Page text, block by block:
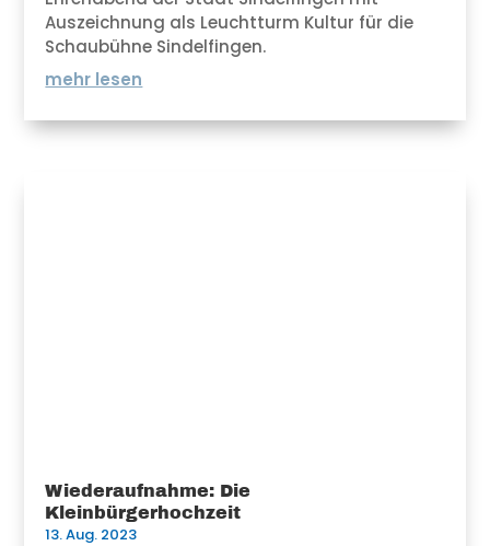
Auszeichnung als Leuchtturm Kultur für die
Schaubühne Sindelfingen.
mehr lesen
Wiederaufnahme: Die
Kleinbürgerhochzeit
13. Aug. 2023